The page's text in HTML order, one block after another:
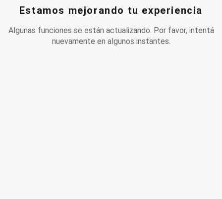
Estamos mejorando tu experiencia
Algunas funciones se están actualizando. Por favor, intentá
nuevamente en algunos instantes.